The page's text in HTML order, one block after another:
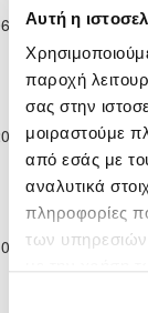
Αυτή η
παροχή
σας στην
μοιραστούμε
από εσάς με
αναλυτικά
πληροφορίες
των υπηρεσιών
12-2025
Παίδων
Κ-14
2025/26
12-2025
Κ-14
2025/
01-2026
Παίδων